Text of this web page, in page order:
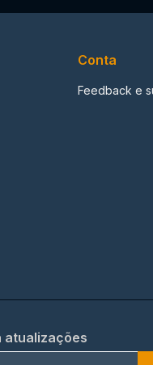
Conta
Feedback e
atualizações